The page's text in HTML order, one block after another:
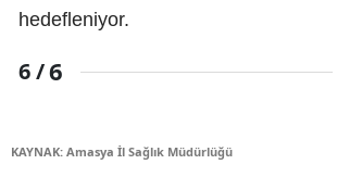
hedefleniyor.
6 /6
KAYNAK: Amasya İl Sağlık Müdürlüğü